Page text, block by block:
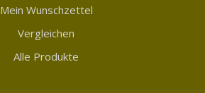
Mein Wunschzettel
Vergleichen
Alle Produkte